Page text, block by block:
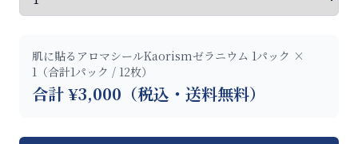
肌に貼るアロマシールKaorismゼラニウム 1パック ×
1（合計1パック / 12枚）
合計 ¥3,000 （税込・送料無料）